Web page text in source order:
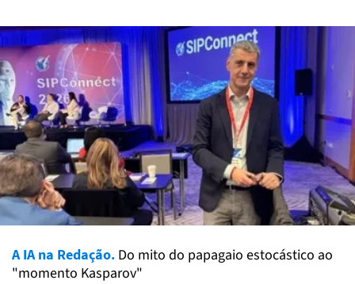
A IA na Redação. Do mito do papagaio estocástico ao
"momento Kasparov"